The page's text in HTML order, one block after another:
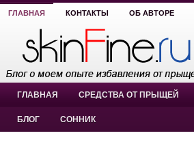
ГЛАВНАЯ КОНТАКТЫ ОБ АВТОРЕ
ГЛАВНАЯ СРЕДСТВА ОТ ПРЫЩЕЙ
БЛОГ СОННИК